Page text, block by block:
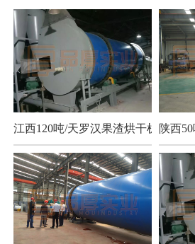
江西120吨/天罗汉果渣烘干机项目
陕西